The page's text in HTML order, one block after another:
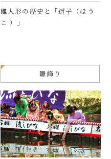
雛人形の歴史と「這子（ほう
こ ）」
雛飾り